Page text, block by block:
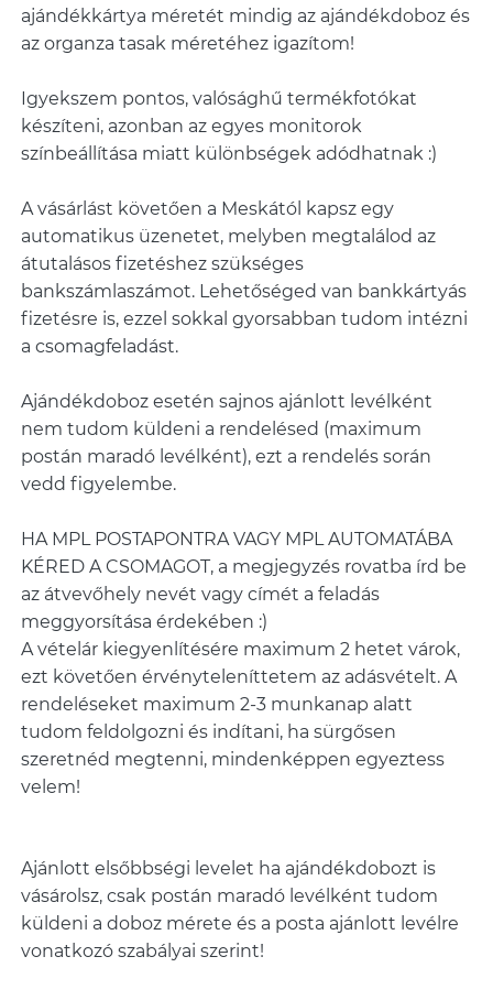
ajándékkártya méretét mindig az ajándékdoboz és
az organza tasak méretéhez igazítom!
Igyekszem pontos, valósághű termékfotókat
készíteni, azonban az egyes monitorok
színbeállítása miatt különbségek adódhatnak :)
A vásárlást követően a Meskától kapsz egy
automatikus üzenetet, melyben megtalálod az
átutalásos fizetéshez szükséges
bankszámlaszámot. Lehetőséged van bankkártyás
fizetésre is, ezzel sokkal gyorsabban tudom intézni
a csomagfeladást.
Ajándékdoboz esetén sajnos ajánlott levélként
nem tudom küldeni a rendelésed (maximum
postán maradó levélként), ezt a rendelés során
vedd figyelembe.
HA MPL POSTAPONTRA VAGY MPL AUTOMATÁBA
KÉRED A CSOMAGOT, a megjegyzés rovatba írd be
az átvevőhely nevét vagy címét a feladás
meggyorsítása érdekében :)
A vételár kiegyenlítésére maximum 2 hetet várok,
ezt követően érvényteleníttetem az adásvételt. A
rendeléseket maximum 2-3 munkanap alatt
tudom feldolgozni és indítani, ha sürgősen
szeretnéd megtenni, mindenképpen egyeztess
Ajánlott elsőbbségi levelet ha ajándékdobozt is
vásárolsz, csak postán maradó levélként tudom
küldeni a doboz mérete és a posta ajánlott levélre